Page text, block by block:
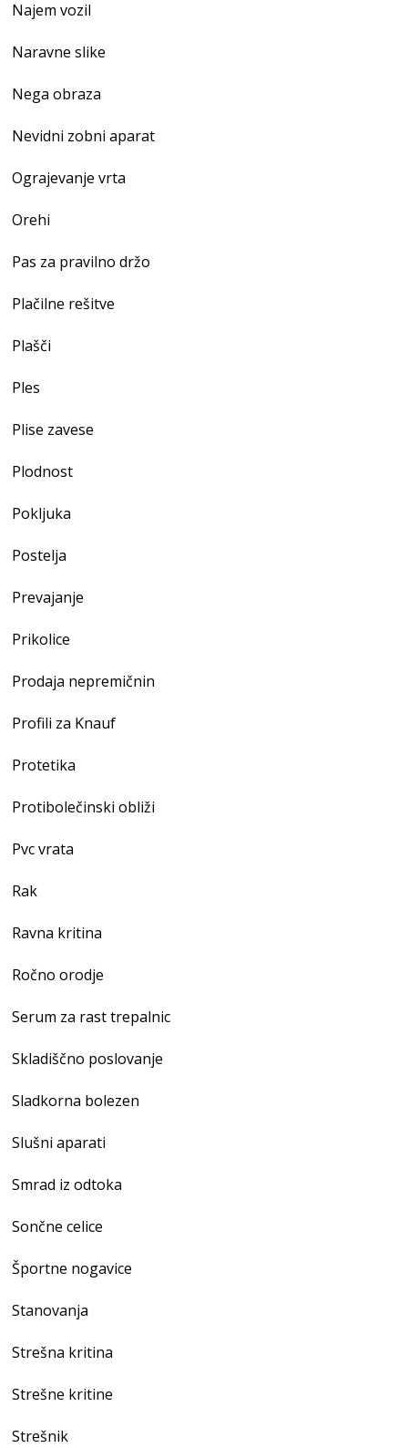
Najem vozil
Naravne slike
Nega obraza
Nevidni zobni aparat
Ograjevanje vrta
Orehi
Pas za pravilno držo
Plačilne rešitve
Plašči
Ples
Plise zavese
Plodnost
Pokljuka
Postelja
Prevajanje
Prikolice
Prodaja nepremičnin
Profili za Knauf
Protetika
Protibolečinski obliži
Pvc vrata
Rak
Ravna kritina
Ročno orodje
Serum za rast trepalnic
Skladiščno poslovanje
Sladkorna bolezen
Slušni aparati
Smrad iz odtoka
Sončne celice
Športne nogavice
Stanovanja
Strešna kritina
Strešne kritine
Strešnik